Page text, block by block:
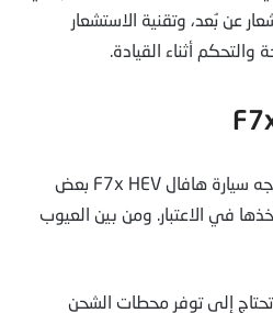
عن بُعد، وتقنية الاستشعار
والتحكم أثناء القيادة.
على الرغم من مزاياها، قد تواجه سيارة هافال F7x HEV بعض
في الاعتبار. ومن بين العيوب
تحتاج إلى توفر محطات الشحن